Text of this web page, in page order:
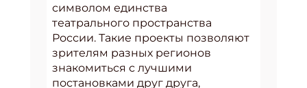
символом единства
театрального пространства
России. Такие проекты позволяют
зрителям разных регионов
знакомиться с лучшими
постановками друг друга,